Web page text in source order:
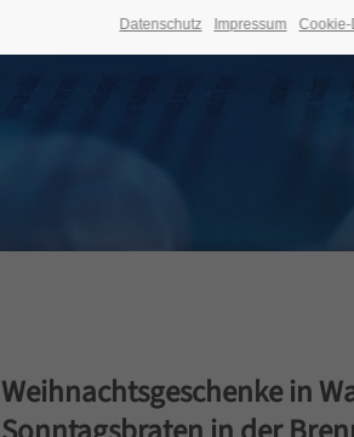
Weihnachtsgeschenke in
Datenschutz Impressum